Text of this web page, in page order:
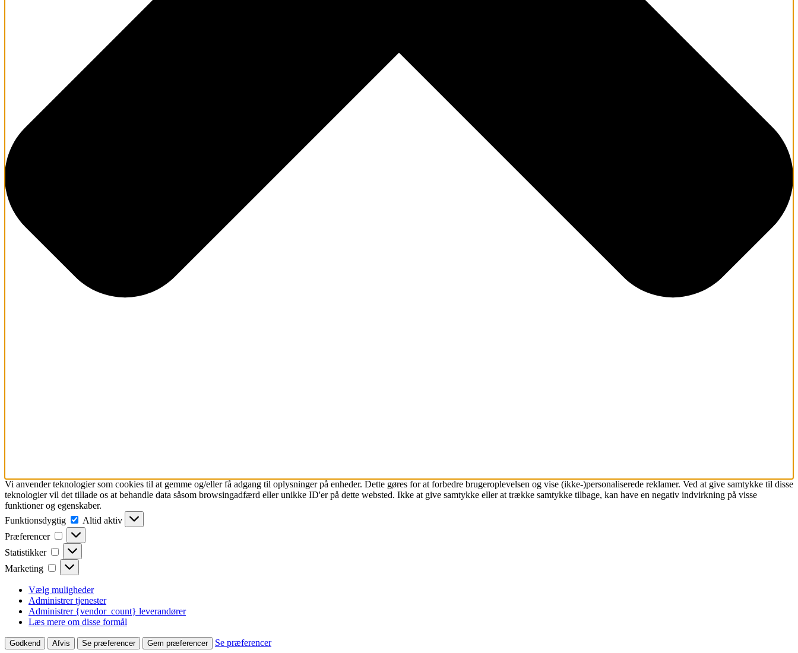
Vi anvender teknologier som cookies til at gemme og/eller få adgang til oplysninger på enheder. Dette gøres for at forbedre brugeroplevelsen og vise (ikke-)personaliserede reklamer. Ved at give samtykke til disse
teknologier vil det tillade os at behandle data såsom browsingadfærd eller unikke ID'er på dette websted. Ikke at give samtykke eller at trække samtykke tilbage, kan have en negativ indvirkning på visse
funktioner og egenskaber.
Funktionsdygtig
Funktionsdygtig
Altid aktiv
Præferencer
Præferencer
Statistikker Statistikker
Marketing Marketing
Vælg muligheder
Administrer tjenester
Administrer {vendor_count} leverandører
Læs mere om disse formål
Godkend Afvis Se præferencer Gem præferencer Se præferencer